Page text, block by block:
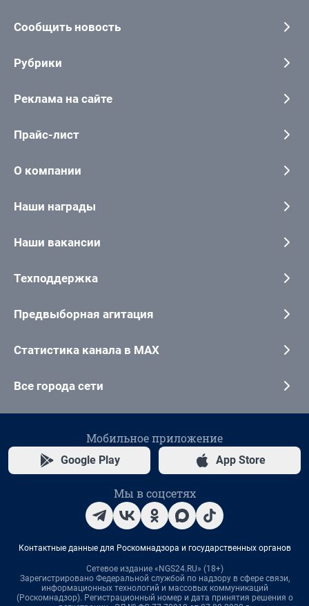
Сообщить новость
Рубрики
Реклама на сайте
Прайс-лист
О компании
Наши награды
Наши вакансии
Техподдержка
Предвыборная агитация
Статистика канала в MAX
Все города сети
Мобильное приложение
Google Play App Store
Мы в соцсетях
Контактные данные для Роскомнадзора и государственных органов
Сетевое издание «NGS24.RU» (18+)
Зарегистрировано Федеральной службой по надзору в сфере связи,
информационных технологий и массовых коммуникаций
(Роскомнадзор). Регистрационный номер и дата принятия решения о